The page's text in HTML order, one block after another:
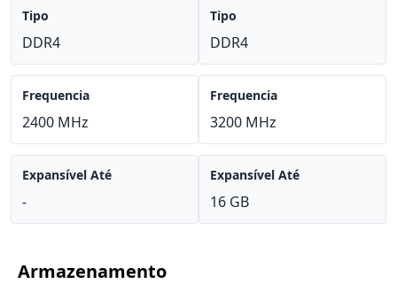
Tipo
DDR4
Frequencia
2400 MHz
Expansível Até
-
Tipo
DDR4
Frequencia
3200 MHz
Expansível Até
16 GB
Armazenamento